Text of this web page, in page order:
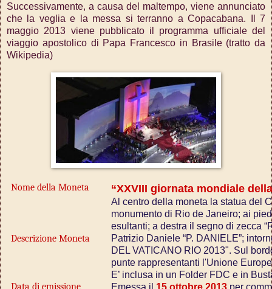
Successivamente, a causa del maltempo, viene annunciato
che la veglia e la messa si terranno a Copacabana. Il 7
maggio 2013 viene pubblicato il programma ufficiale del
viaggio apostolico di Papa Francesco in Brasile (tratto da
Wikipedia)
Nome della Moneta “XXVIII giornata mondiale
Descrizione Moneta
Al centro della moneta la statua del
monumento di Rio de Janeiro; ai
esultanti; a destra il segno di zecca
Patrizio Daniele “P. DANIELE”;
DEL VATICANO RIO 2013". Sul
punte rappresentanti l'Unione
E’ inclusa in un Folder FDC e in
Data di emissione Emessa il 15 ottobre 2013 per